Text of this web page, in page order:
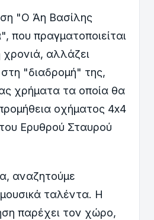
"Ο Άη Βασίλης
που πραγματοποιείται
χρονιά, αλλάζει
"διαδρομή" της,
χρήματα τα οποία θα
οχήματος 4x4
Ερυθρού Σταυρού
αναζητούμε
ταλέντα. Η
παρέχει τον χώρο,